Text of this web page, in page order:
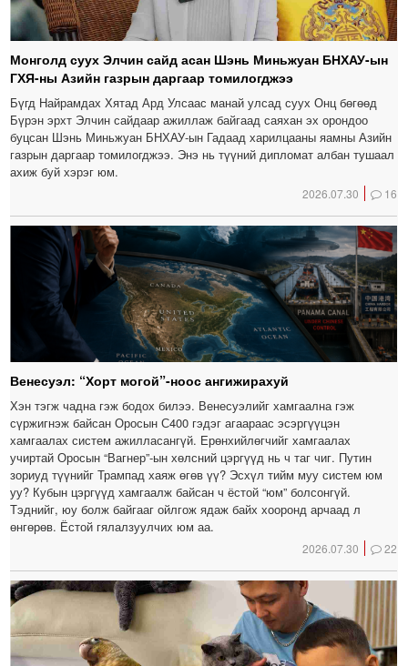
Монголд суух Элчин сайд асан Шэнь Миньжуан БНХАУ-ын
ГХЯ-ны Азийн газрын даргаар томилогджээ
Бүгд Найрамдах Хятад Ард Улсаас манай улсад суух Онц бөгөөд
Бүрэн эрхт Элчин сайдаар ажиллаж байгаад саяхан эх орондоо
буцсан Шэнь Миньжуан БНХАУ-ын Гадаад харилцааны яамны Азийн
газрын даргаар томилогджээ. Энэ нь түүний дипломат албан тушаал
ахиж буй хэрэг юм.
2026.07.30 16
Венесуэл: “Хорт могой”-ноос ангижирахуй
Хэн тэгж чадна гэж бодох билээ. Венесуэлийг хамгаална гэж
сүржигнэж байсан Оросын С400 гэдэг агаараас эсэргүүцэн
хамгаалах систем ажилласангүй. Ерөнхийлөгчийг хамгаалах
учиртай Оросын “Вагнер”-ын хөлсний цэргүүд нь ч таг чиг. Путин
зориуд түүнийг Трампад хаяж өгөв үү? Эсхүл тийм муу систем юм
уу? Кубын цэргүүд хамгаалж байсан ч ёстой “юм” болсонгүй.
Тэднийг, юу болж байгааг ойлгож ядаж байх хооронд арчаад л
өнгөрөв. Ёстой гялалзуулчих юм аа.
2026.07.30 22